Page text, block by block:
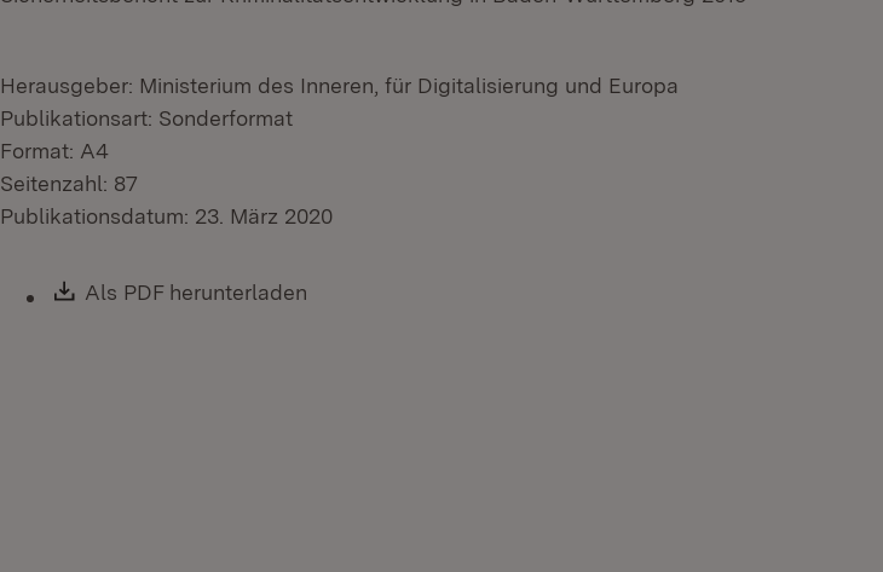
Herausgeber: Ministerium des Inneren, für Digitalisierung und Europa
Publikationsart: Sonderformat
Format: A4
Seitenzahl: 87
Publikationsdatum: 23. März 2020
Download:
Als PDF herunterladen